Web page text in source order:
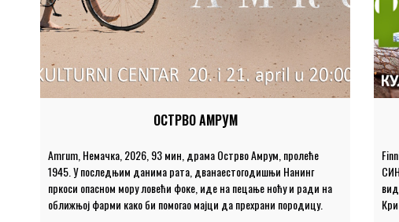
ОСТРВО АМРУМ
Amrum, Немачка, 2026, 93 мин, драма Острво Амрум, пролеће
1945. У последњим данима рата, дванаестогодишњи Нанинг
пркоси опасном мору ловећи фоке, иде на пецање ноћу и ради на
оближњој фарми како би помогао мајци да прехрани породицу.